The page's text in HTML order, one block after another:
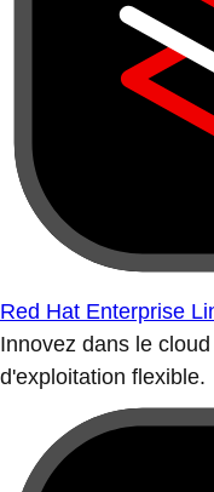
Red Hat Enterprise
Innovez dans le
d'exploitation flexible.